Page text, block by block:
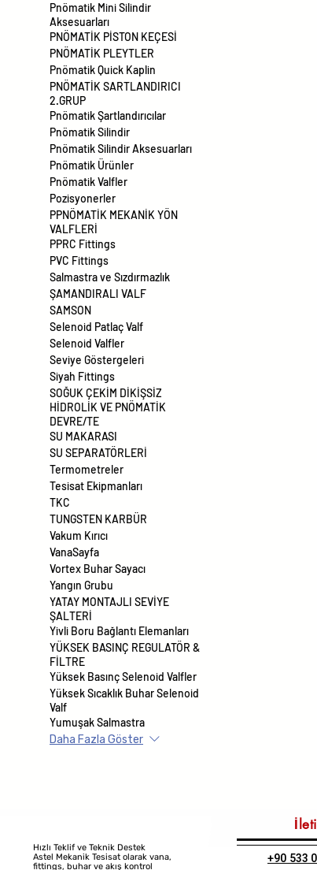
Pnömatik Mini Silindir
Aksesuarları
PNÖMATİK PİSTON KEÇESİ
PNÖMATİK PLEYTLER
Pnömatik Quick Kaplin
PNÖMATİK SARTLANDIRICI
2.GRUP
Pnömatik Şartlandırıcılar
Pnömatik Silindir
Pnömatik Silindir Aksesuarları
Pnömatik Ürünler
Pnömatik Valfler
Pozisyonerler
PPNÖMATİK MEKANİK YÖN
VALFLERİ
PPRC Fittings
PVC Fittings
Salmastra ve Sızdırmazlık
ŞAMANDIRALI VALF
SAMSON
Selenoid Patlaç Valf
Selenoid Valfler
Seviye Göstergeleri
Siyah Fittings
SOĞUK ÇEKİM DİKİŞSİZ
HİDROLİK VE PNÖMATİK
DEVRE/TE
SU MAKARASI
SU SEPARATÖRLERİ
Termometreler
Tesisat Ekipmanları
TKC
TUNGSTEN KARBÜR
Vakum Kırıcı
VanaSayfa
Vortex Buhar Sayacı
Yangın Grubu
YATAY MONTAJLI SEVİYE
ŞALTERİ
Yivli Boru Bağlantı Elemanları
YÜKSEK BASINÇ REGULATÖR &
FİLTRE
Yüksek Basınç Selenoid Valfler
Yüksek Sıcaklık Buhar Selenoid
Valf
Yumuşak Salmastra
Daha Fazla Göster
Hızlı Teklif ve Teknik Destek
Astel Mekanik Tesisat olarak vana,
fittings, buhar ve akış kontrol
+90 533